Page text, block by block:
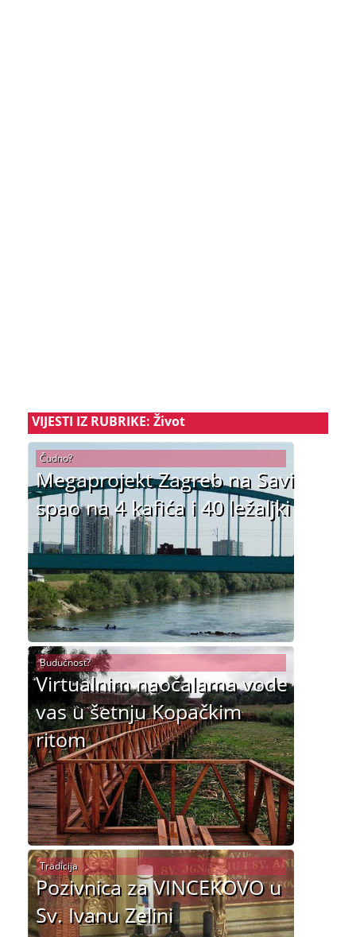
VIJESTI IZ RUBRIKE: Život
Megaprojekt Zagreb na Savi
spao na 4 kafića i 40 ležaljki
Čudno?
Virtualnim naočalama vode
vas u šetnju Kopačkim
ritom
Budućnost?
Pozivnica za VINCEKOVO u
Sv. Ivanu Zelini
Tradicija